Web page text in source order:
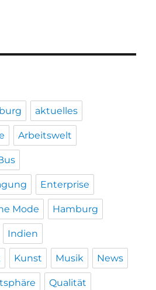
aktuelles
Arbeitswelt
Enterprise
Mode Hamburg
Indien
Kunst Musik News
Qualität